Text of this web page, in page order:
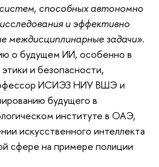
способных автономно
и эффективно
междисциплинарные задачи».
о будущем ИИ, особенно в
и безопасности,
ИСИЭЗ НИУ ВШЭ и
будущего в
институте в ОАЭ,
искусственного интеллекта
сфере на примере полиции